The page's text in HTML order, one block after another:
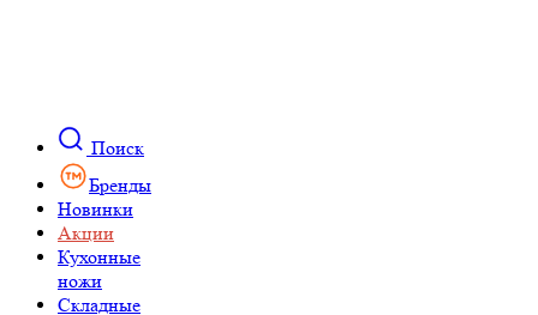
Поиск
Бренды
Новинки
Акции
Кухонные
ножи
Складные